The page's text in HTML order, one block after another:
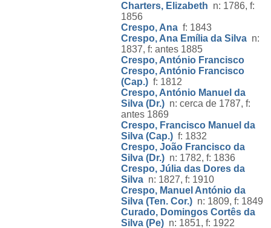
Charters, Elizabeth n: 1786, f:
1856
Crespo, Ana f: 1843
Crespo, Ana Emília da Silva n:
1837, f: antes 1885
Crespo, António Francisco
Crespo, António Francisco
(Cap.) f: 1812
Crespo, António Manuel da
Silva (Dr.) n: cerca de 1787, f:
antes 1869
Crespo, Francisco Manuel da
Silva (Cap.) f: 1832
Crespo, João Francisco da
Silva (Dr.) n: 1782, f: 1836
Crespo, Júlia das Dores da
Silva n: 1827, f: 1910
Crespo, Manuel António da
Silva (Ten. Cor.) n: 1809, f: 1849
Curado, Domingos Cortês da
Silva (Pe) n: 1851, f: 1922